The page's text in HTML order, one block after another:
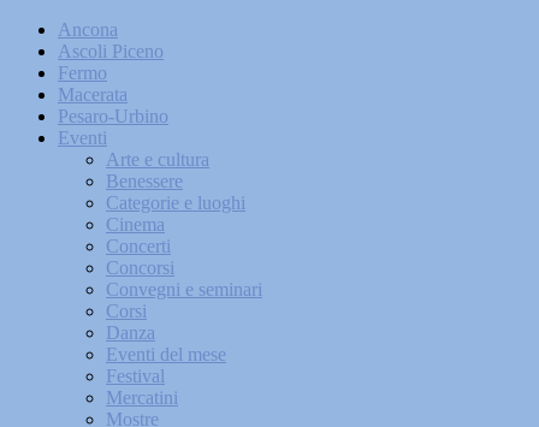
Ancona
Ascoli Piceno
Fermo
Macerata
Pesaro-Urbino
Eventi
Arte e cultura
Benessere
Categorie e luoghi
Cinema
Concerti
Concorsi
Convegni e seminari
Corsi
Danza
Eventi del mese
Festival
Mercatini
Mostre